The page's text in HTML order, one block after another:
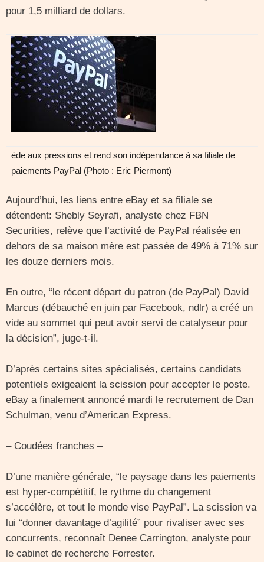
pour 1,5 milliard de dollars.
ède aux pressions et rend son indépendance à sa filiale de
paiements PayPal (Photo : Eric Piermont)
Aujourd’hui, les liens entre eBay et sa filiale se
détendent: Shebly Seyrafi, analyste chez FBN
Securities, relève que l’activité de PayPal réalisée en
dehors de sa maison mère est passée de 49% à 71% sur
les douze derniers mois.
En outre, “le récent départ du patron (de PayPal) David
Marcus (débauché en juin par Facebook, ndlr) a créé un
vide au sommet qui peut avoir servi de catalyseur pour
la décision”, juge-t-il.
D’après certains sites spécialisés, certains candidats
potentiels exigeaient la scission pour accepter le poste.
eBay a finalement annoncé mardi le recrutement de Dan
Schulman, venu d’American Express.
– Coudées franches –
D’une manière générale, “le paysage dans les paiements
est hyper-compétitif, le rythme du changement
s’accélère, et tout le monde vise PayPal”. La scission va
lui “donner davantage d’agilité” pour rivaliser avec ses
concurrents, reconnaît Denee Carrington, analyste pour
le cabinet de recherche Forrester.